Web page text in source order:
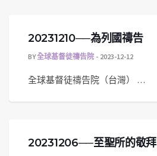
20231210──為列國禱告
BY全球基督徒禱告院 2023-12-12
全球基督徒禱告院（台灣） …
20231206──至聖所的敬拜